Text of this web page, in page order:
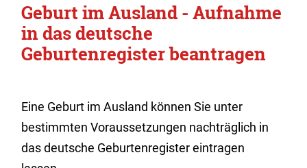
Geburt im Ausland - Aufnahme
in das deutsche
Geburtenregister beantragen
Eine Geburt im Ausland können Sie unter
bestimmten Voraussetzungen nachträglich in
das deutsche Geburtenregister eintragen